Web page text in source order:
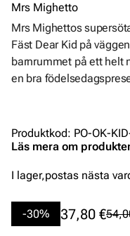
Mrs Mighetto
Mrs Mighettos
Fäst Dear Kid på
barnrummet på ett helt
en bra
Produktkod: PO-OK-
Läs mera om
I lager,postas nästa
-30% 37,80 €